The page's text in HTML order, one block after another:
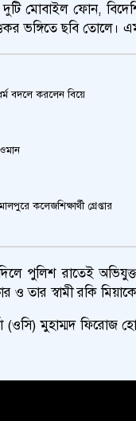
মোবাইল ফোন, বিদেশি
ভঙ্গিতে ছবি তোলে।
বদলে করলেন বিয়ে
কলেজশিক্ষার্থী গ্রেপ্তার
পুলিশ রাতেই
তার স্বামী রকি
(ওসি) মুহাম্মদ